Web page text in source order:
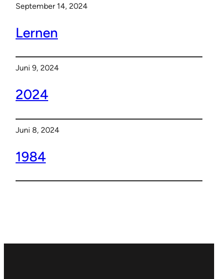
September 14, 2024
Lernen
Juni 9, 2024
2024
Juni 8, 2024
1984